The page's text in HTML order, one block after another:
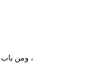
ومن باب أولى أنه بنفسه لا يطعم المسكين ،